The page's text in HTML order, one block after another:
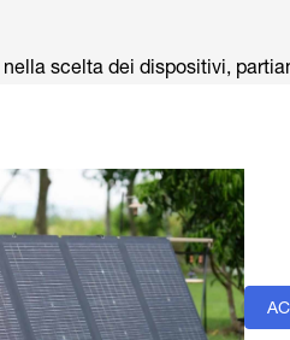
scelta dei dispositivi,